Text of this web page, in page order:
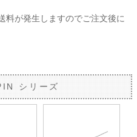
料が発生しますのでご注文後に
シリーズ